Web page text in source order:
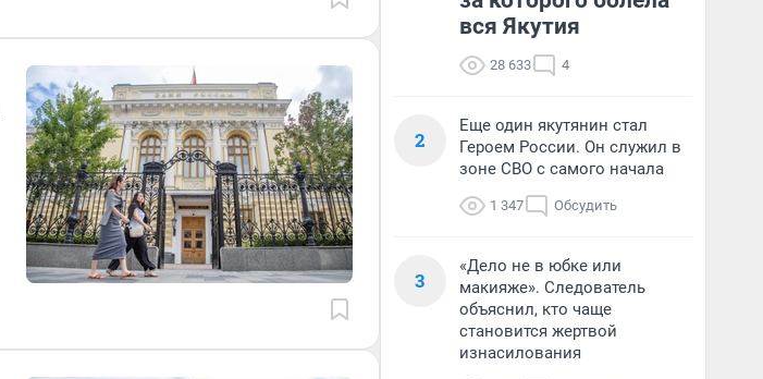
вся Якутия
28 633 4
2
Еще один якутянин стал
Героем России. Он служил в
зоне СВО с самого начала
1 347 Обсудить
3
«Дело не в юбке или
макияже». Следователь
объяснил, кто чаще
становится жертвой
изнасилования